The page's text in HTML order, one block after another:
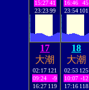
15:27 41
23:23 99
16:46
45
23:54 101
17
大潮
02:17 121
09:24
-9
16:27 119
18
大潮
02:53 125
10:07 -12
17:16 118